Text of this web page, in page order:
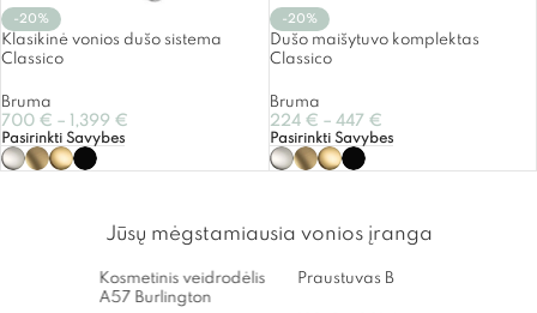
-20%
Klasikinė vonios dušo sistema
Classico
Bruma
700 € – 1,399 €
Pasirinkti Savybes
-20%
Dušo maišytuvo komplektas
Classico
Bruma
224 € – 447 €
Pasirinkti Savybes
Jūsų mėgstamiausia vonios įranga
Kosmetinis veidrodėlis
A57 Burlington
Praustuvas B8R 51x30cm